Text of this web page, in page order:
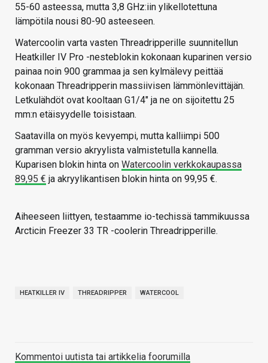
55-60 asteessa, mutta 3,8 GHz:iin ylikellotettuna
lämpötila nousi 80-90 asteeseen.
Watercoolin varta vasten Threadripperille suunnitellun
Heatkiller IV Pro -nesteblokin kokonaan kuparinen versio
painaa noin 900 grammaa ja sen kylmälevy peittää
kokonaan Threadripperin massiivisen lämmönlevittäjän.
Letkulähdöt ovat kooltaan G1/4″ ja ne on sijoitettu 25
mm:n etäisyydelle toisistaan.
Saatavilla on myös kevyempi, mutta kalliimpi 500
gramman versio akryylista valmistetulla kannella.
Kuparisen blokin hinta on Watercoolin verkkokaupassa
89,95 € ja akryylikantisen blokin hinta on 99,95 €.
Aiheeseen liittyen, testaamme io-techissä tammikuussa
Arcticin Freezer 33 TR -coolerin Threadripperille.
HEATKILLER IV THREADRIPPER WATERCOOL
Kommentoi uutista tai artikkelia foorumilla